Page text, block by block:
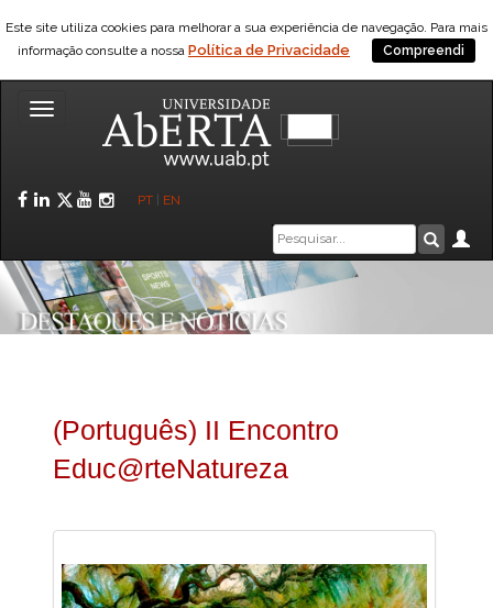
Este site utiliza cookies para melhorar a sua experiência de navegação. Para mais
informação consulte a nossa Política de Privacidade Compreendi
Toggle
Facebook
LinkedIn
Twitter
YouTube
Instagram
PT EN
Caixa
de
pesquisa
(Português) II Encontro
Educ@rteNatureza